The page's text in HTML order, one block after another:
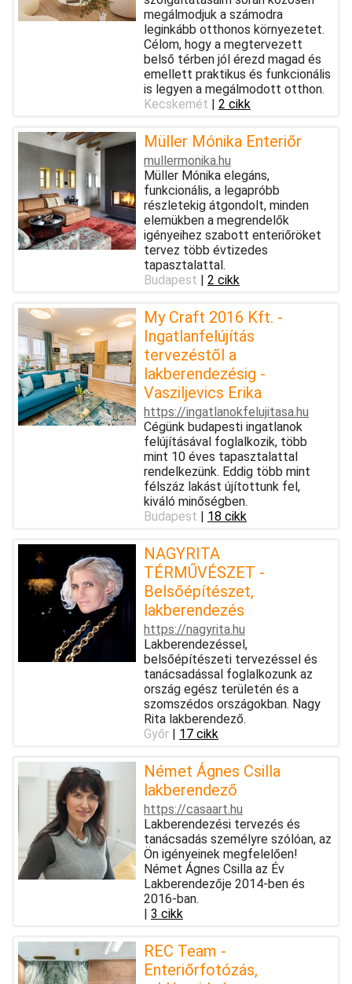
megálmodjuk a számodra
leginkább otthonos környezetet.
Célom, hogy a megtervezett
belső térben jól érezd magad és
emellett praktikus és funkcionális
is legyen a megálmodott otthon.
Kecskemét | 2 cikk
Müller Mónika Enteriőr
mullermonika.hu
Müller Mónika elegáns,
funkcionális, a legapróbb
részletekig átgondolt, minden
elemükben a megrendelők
igényeihez szabott enteriőröket
tervez több évtizedes
tapasztalattal.
Budapest | 2 cikk
My Craft 2016 Kft. -
Ingatlanfelújítás
tervezéstől a
lakberendezésig -
Vasziljevics Erika
https://ingatlanokfelujitasa.hu
Cégünk budapesti ingatlanok
felújításával foglalkozik, több
mint 10 éves tapasztalattal
rendelkezünk. Eddig több mint
félszáz lakást újítottunk fel,
kiváló minőségben.
Budapest | 18 cikk
NAGYRITA
TÉRMŰVÉSZET -
Belsőépítészet,
lakberendezés
https://nagyrita.hu
Lakberendezéssel,
belsőépítészeti tervezéssel és
tanácsadással foglalkozunk az
ország egész területén és a
szomszédos országokban. Nagy
Rita lakberendező.
Győr | 17 cikk
Német Ágnes Csilla
lakberendező
https://casaart.hu
Lakberendezési tervezés és
tanácsadás személyre szólóan, az
Ön igényeinek megfelelően!
Német Ágnes Csilla az Év
Lakberendezője 2014-ben és
2016-ban.
| 3 cikk
REC Team -
Enteriőrfotózás,